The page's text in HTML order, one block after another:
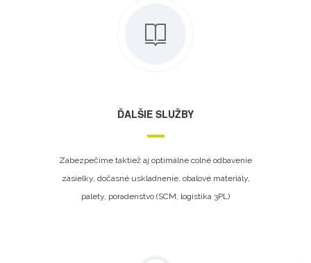
ĎALŠIE SLUŽBY
Zabezpečíme taktiež aj optimálne colné odbavenie
zásielky, dočasné uskladnenie, obalové materiály,
palety, poradenstvo (SCM, logistika 3PL)